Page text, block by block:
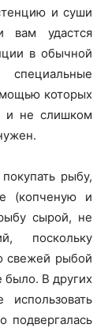
и суши
вам удастся
в обычной
которых
и не слишком
рыбу,
(копченую и
сырой, не
поскольку
свежей рыбой
было. В других
подвергалась